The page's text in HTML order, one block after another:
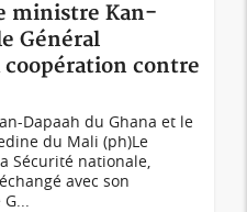
ministre Kan-
Général
contre
Dapaah du Ghana et le
du Mali (ph)Le
Sécurité nationale,
avec son